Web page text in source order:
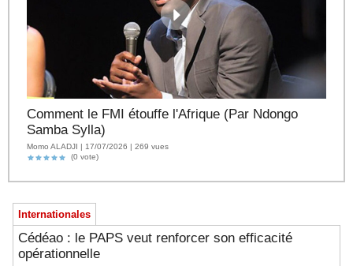
Comment le FMI étouffe l'Afrique (Par Ndongo
Samba Sylla)
Momo ALADJI | 17/07/2026 | 269 vues
(0 vote)
Internationales
Cédéao : le PAPS veut renforcer son efficacité
opérationnelle